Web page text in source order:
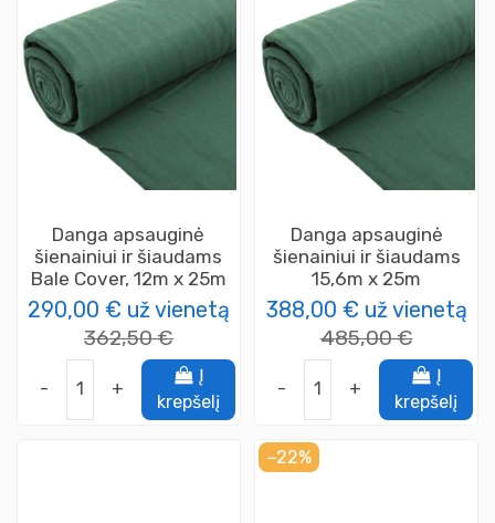
Danga apsauginė
šienainiui ir šiaudams
Bale Cover, 12m x 25m
290,00 € už vienetą
362,50 €
- +
Į
krepšelį
Danga apsauginė
šienainiui ir šiaudams
15,6m x 25m
388,00 € už vienetą
485,00 €
- +
Į
krepšelį
−22%